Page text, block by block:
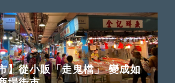
】從小販「走鬼檔」 變成如